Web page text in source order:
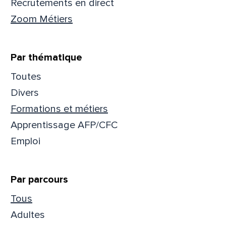
Recrutements en direct
Zoom Métiers
Par thématique
Toutes
Divers
Formations et métiers
Apprentissage AFP/CFC
Emploi
Par parcours
Tous
Adultes